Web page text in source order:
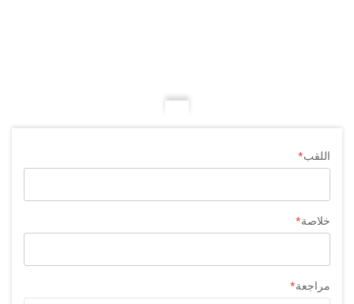
اللقب
خلاصة
مراجعة